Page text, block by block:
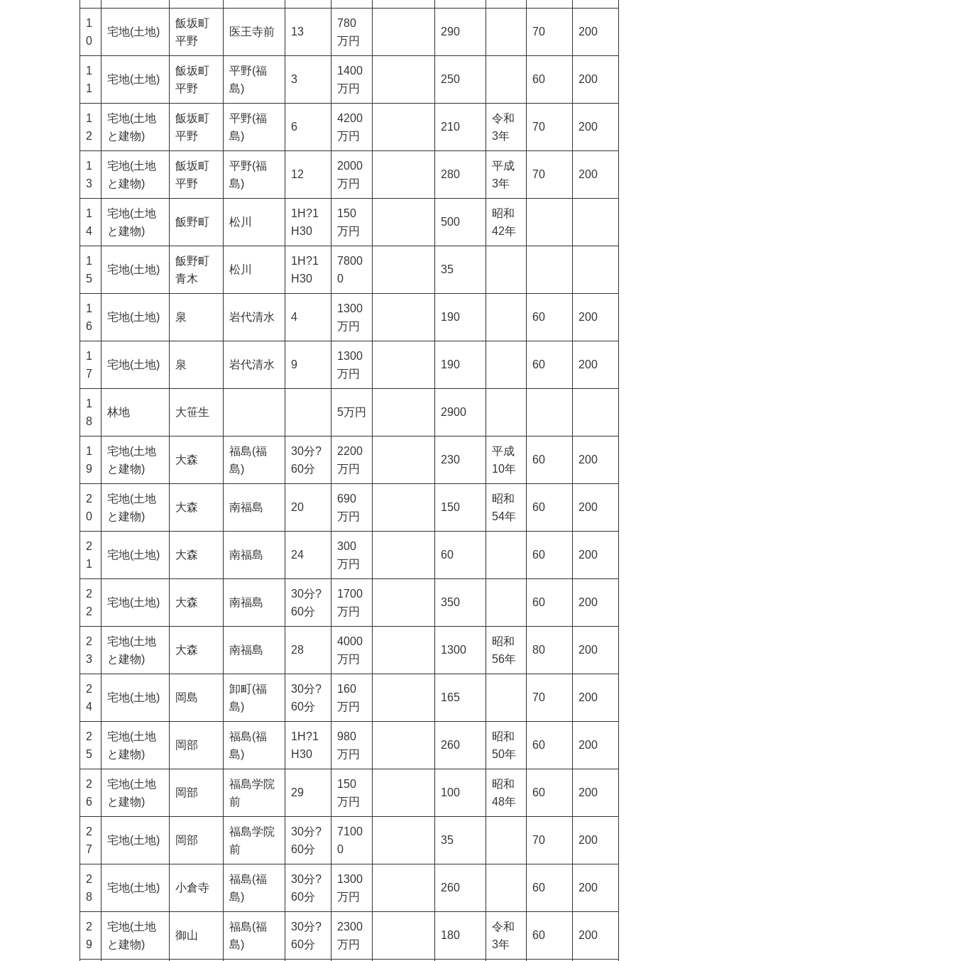
1
0
宅地(土地)
飯坂町
平野
医王寺前 13
780
万円
290 70 200
1
1
宅地(土地)
飯坂町
平野
平野(福
島)
3
1400
万円
250 60 200
1
2
宅地(土地
と建物)
飯坂町
平野
平野(福
島)
6
4200
万円
210
令和
3年
70 200
1
3
宅地(土地
と建物)
飯坂町
平野
平野(福
島)
12
2000
万円
280
平成
3年
70 200
1
4
宅地(土地
と建物)
飯野町 松川
1H?1
H30
150
万円
500
昭和
42年
1
5
宅地(土地)
飯野町
青木
松川
1H?1
H30
7800
0
35
1
6
宅地(土地) 泉 岩代清水 4
1300
万円
190 60 200
1
7
宅地(土地) 泉 岩代清水 9
1300
万円
190 60 200
1
8
林地 大笹生 5万円 2900
1
9
宅地(土地
と建物)
大森
福島(福
島)
30分?
60分
2200
万円
230
平成
10年
60 200
2
0
宅地(土地
と建物)
大森 南福島 20
690
万円
150
昭和
54年
60 200
2
1
宅地(土地) 大森 南福島 24
300
万円
60 60 200
2
2
宅地(土地) 大森 南福島
30分?
60分
1700
万円
350 60 200
2
3
宅地(土地
と建物)
大森 南福島 28
4000
万円
1300
昭和
56年
80 200
2
4
宅地(土地) 岡島
卸町(福
島)
30分?
60分
160
万円
165 70 200
2
5
宅地(土地
と建物)
岡部
福島(福
島)
1H?1
H30
980
万円
260
昭和
50年
60 200
2
6
宅地(土地
と建物)
岡部
福島学院
前
29
150
万円
100
昭和
48年
60 200
2
7
宅地(土地) 岡部
福島学院
前
30分?
60分
7100
0
35 70 200
2
8
宅地(土地) 小倉寺
福島(福
島)
30分?
60分
1300
万円
260 60 200
2
9
宅地(土地
と建物)
御山
福島(福
島)
30分?
60分
2300
万円
180
令和
3年
60 200